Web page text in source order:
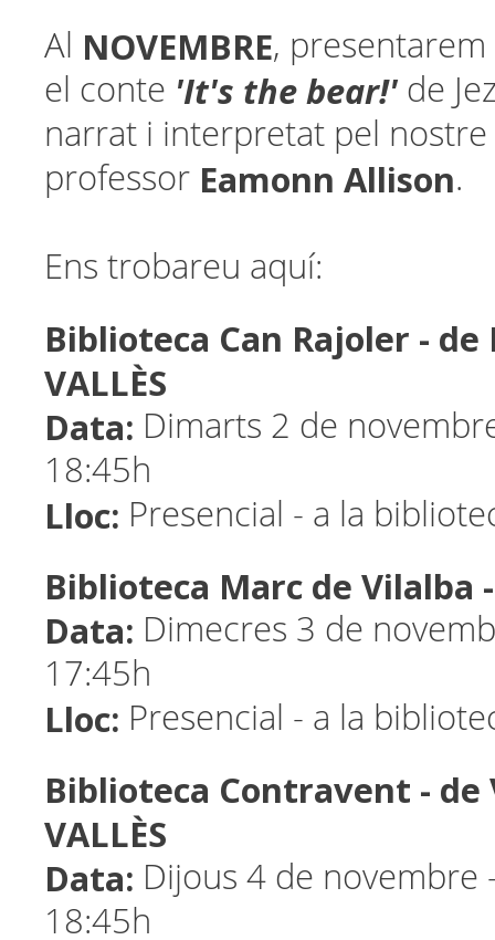
Al NOVEMBRE,
el conte 'It's the bear!' de
narrat i interpretat pel nostre
professor Eamonn Allison.
Ens trobareu aquí:
Biblioteca Can Rajoler - de
VALLÈS
Data: Dimarts 2 de
18:45h
Lloc: Presencial - a la
Biblioteca Marc de Vilalba -
Data: Dimecres 3 de
17:45h
Lloc: Presencial - a la
Biblioteca Contravent - de
VALLÈS
Data: Dijous 4 de novembre
18:45h